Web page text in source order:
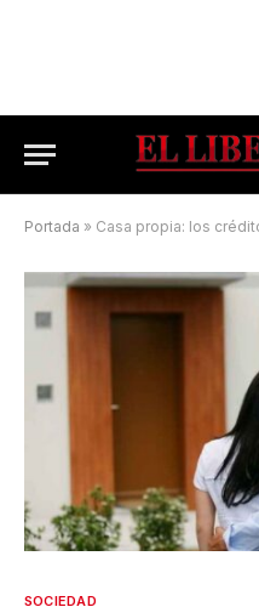
Portada » Casa propia: los créditos
SOCIEDAD